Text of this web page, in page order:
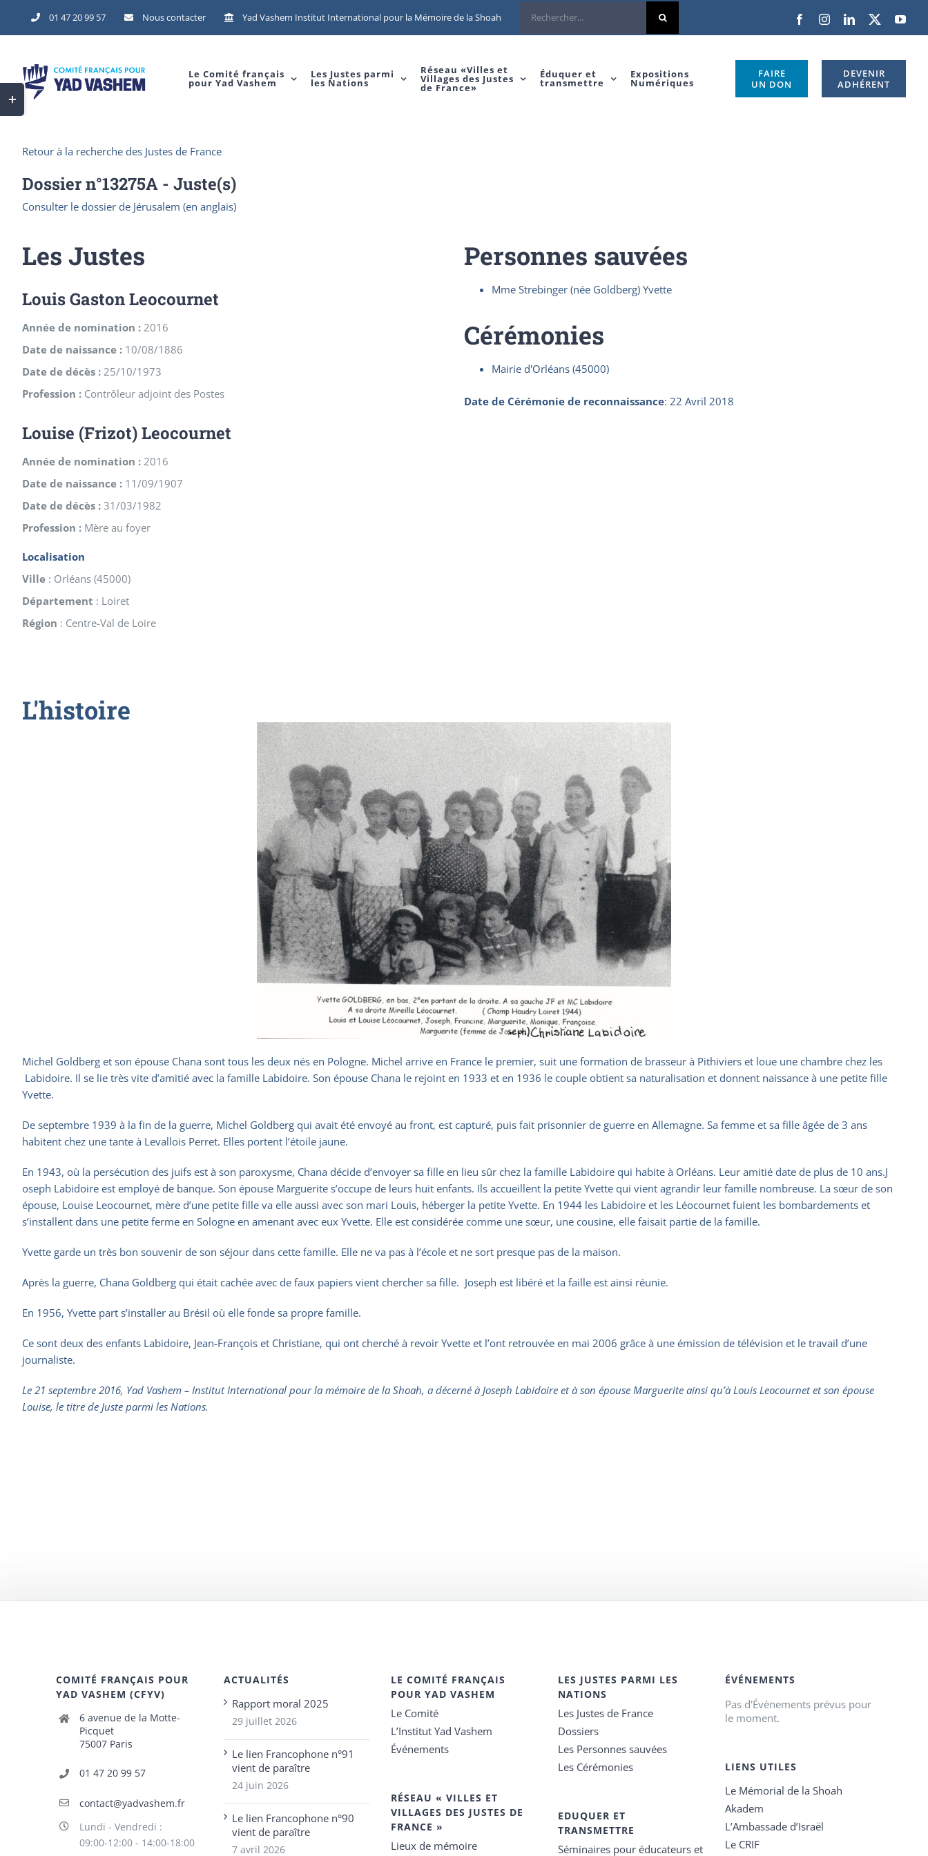
to
01 47 20 99 57 Nous contacter Yad Vashem Institut International pour la Mémoire de la Shoah Rechercher
FacebookInstagramLinkedIn
X
Le Comité français
pour Yad Vashem
Les Justes parmi
les Nations
Réseau «Villes et
Villages des Justes
de France»
Éduquer et
transmettre
Expositions
Numériques
FAIRE
UN DON
DEVENIR
ADHÉRENT
Retour à la recherche des Justes de France
Dossier n°13275A - Juste(s)
Consulter le dossier de Jérusalem (en anglais)
Les Justes
Louis Gaston Leocournet
Année de nomination : 2016
Date de naissance : 10/08/1886
Date de décès : 25/10/1973
Profession : Contrôleur adjoint des Postes
Louise (Frizot) Leocournet
Année de nomination : 2016
Date de naissance : 11/09/1907
Date de décès : 31/03/1982
Profession : Mère au foyer
Localisation
Ville : Orléans (45000)
Département : Loiret
Région : Centre-Val de Loire
Personnes sauvées
Mme Strebinger (née Goldberg) Yvette
Cérémonies
Mairie d'Orléans (45000)
Date de Cérémonie de reconnaissance: 22 Avril 2018
L'histoire
Michel Goldberg et son épouse Chana sont tous les deux nés en Pologne. Michel arrive en France le premier, suit une formation de brasseur à Pithiviers et loue une chambre chez les
Labidoire. Il se lie très vite d’amitié avec la famille Labidoire. Son épouse Chana le rejoint en 1933 et en 1936 le couple obtient sa naturalisation et donnent naissance à une petite fille
Yvette.
De septembre 1939 à la fin de la guerre, Michel Goldberg qui avait été envoyé au front, est capturé, puis fait prisonnier de guerre en Allemagne. Sa femme et sa fille âgée de 3 ans
habitent chez une tante à Levallois Perret. Elles portent l’étoile jaune.
En 1943, où la persécution des juifs est à son paroxysme, Chana décide d’envoyer sa fille en lieu sûr chez la famille Labidoire qui habite à Orléans. Leur amitié date de plus de 10 ans.J
oseph Labidoire est employé de banque. Son épouse Marguerite s’occupe de leurs huit enfants. Ils accueillent la petite Yvette qui vient agrandir leur famille nombreuse. La sœur de son
épouse, Louise Leocournet, mère d’une petite fille va elle aussi avec son mari Louis, héberger la petite Yvette. En 1944 les Labidoire et les Léocournet fuient les bombardements et
s’installent dans une petite ferme en Sologne en amenant avec eux Yvette. Elle est considérée comme une sœur, une cousine, elle faisait partie de la famille.
Yvette garde un très bon souvenir de son séjour dans cette famille. Elle ne va pas à l’école et ne sort presque pas de la maison.
Après la guerre, Chana Goldberg qui était cachée avec de faux papiers vient chercher sa fille. Joseph est libéré et la faille est ainsi réunie.
En 1956, Yvette part s’installer au Brésil où elle fonde sa propre famille.
Ce sont deux des enfants Labidoire, Jean-François et Christiane, qui ont cherché à revoir Yvette et l’ont retrouvée en mai 2006 grâce à une émission de télévision et le travail d’une
journaliste.
Le 21 septembre 2016, Yad Vashem – Institut International pour la mémoire de la Shoah, a décerné à Joseph Labidoire et à son épouse Marguerite ainsi qu’à Louis Leocournet et son épouse
Louise, le titre de Juste parmi les Nations.
COMITÉ FRANÇAIS POUR
YAD VASHEM (CFYV)
6 avenue de la Motte-
Picquet
75007 Paris
01 47 20 99 57
contact@yadvashem.fr
Lundi - Vendredi :
09:00-12:00 - 14:00-18:00
ACTUALITÉS
Rapport moral 2025
29 juillet 2026
Le lien Francophone n°91
vient de paraître
24 juin 2026
Le lien Francophone n°90
vient de paraître
7 avril 2026
LE COMITÉ FRANÇAIS
POUR YAD VASHEM
Le Comité
L’Institut Yad Vashem
Événements
RÉSEAU « VILLES ET
VILLAGES DES JUSTES DE
FRANCE »
Lieux de mémoire
LES JUSTES PARMI LES
NATIONS
Les Justes de France
Dossiers
Les Personnes sauvées
Les Cérémonies
EDUQUER ET
TRANSMETTRE
Séminaires pour éducateurs et
ÉVÉNEMENTS
Pas d'Évènements prévus pour
le moment.
LIENS UTILES
Le Mémorial de la Shoah
Akadem
L’Ambassade d’Israël
Le CRIF
Toggle
Sliding